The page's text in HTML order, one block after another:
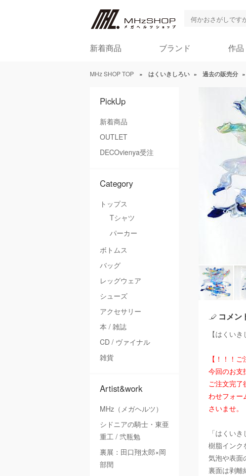
新着商品 ブランド 作品
MHz SHOP TOP » はくいきしろい » 過去の販売分 »
PickUp
新着商品
OUTLET
DECOvienya受注
Category
トップス
Tシャツ
パーカー
ボトムス
バッグ
レッグウェア
シューズ
アクセサリー
本 / 雑誌
CD / ヴァイナル
雑貨
Artist&work
MHz（メガヘルツ）
シドニアの騎士・東亜
重工 / 弐瓶勉
裏展：田口翔太郎×岡
部閏
コメン
【はくい
【！！！ご
今回のお支
ご注文完了
わせフォー
さいませ。
「はくい
樹脂インク
気泡や表面
裏面は剥離